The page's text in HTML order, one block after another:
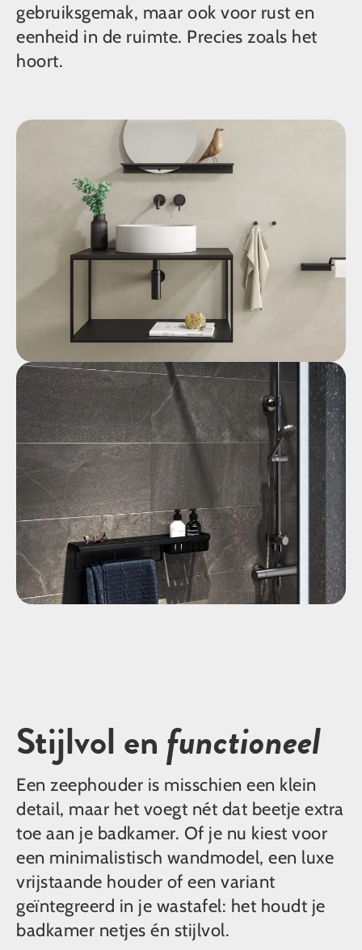
gebruiksgemak, maar ook voor rust en
eenheid in de ruimte. Precies zoals het
hoort.
Stijlvol enfunctioneel
Een zeephouder is misschien een klein
detail, maar het voegt nét dat beetje extra
toe aan je badkamer. Of je nu kiest voor
een minimalistisch wandmodel, een luxe
vrijstaande houder of een variant
geïntegreerd in je wastafel: het houdt je
badkamer netjes én stijlvol.